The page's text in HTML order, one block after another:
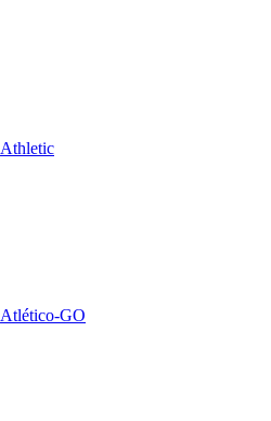
Athletic
Atlético-GO